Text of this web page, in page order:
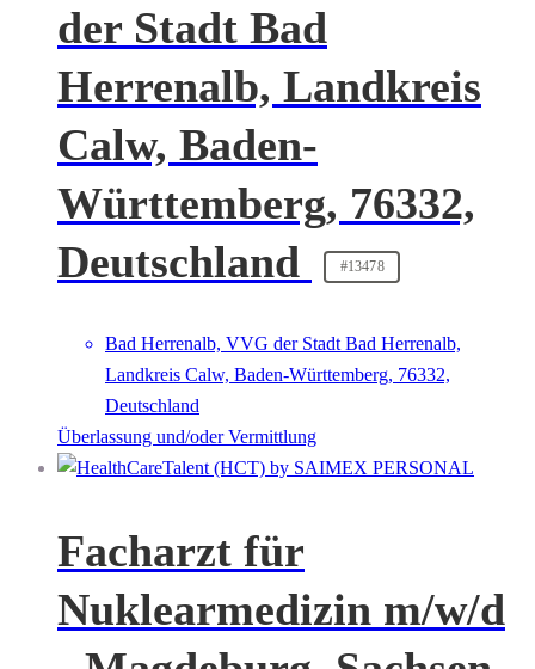
der Stadt Bad
Herrenalb, Landkreis
Calw, Baden-
Württemberg, 76332,
Deutschland
#13478
Bad Herrenalb, VVG der Stadt Bad Herrenalb,
Landkreis Calw, Baden-Württemberg, 76332,
Deutschland
Überlassung und/oder Vermittlung
Facharzt für
Nuklearmedizin m/w/d